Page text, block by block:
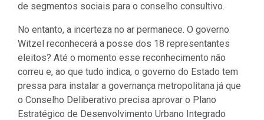
de segmentos sociais para o conselho consultivo.
No entanto, a incerteza no ar permanece. O governo
Witzel reconhecerá a posse dos 18 representantes
eleitos? Até o momento esse reconhecimento não
correu e, ao que tudo indica, o governo do Estado tem
pressa para instalar a governança metropolitana já que
o Conselho Deliberativo precisa aprovar o Plano
Estratégico de Desenvolvimento Urbano Integrado